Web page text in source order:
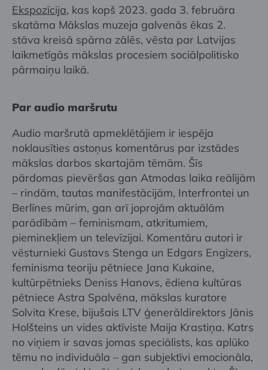
Ekspozīcija, kas kopš 2023. gada 3. februāra
skatāma Mākslas muzeja galvenās ēkas 2.
stāva kreisā spārna zālēs, vēsta par Latvijas
laikmetīgās mākslas procesiem sociālpolitisko
pārmaiņu laikā.
Par audio maršrutu
Audio maršrutā apmeklētājiem ir iespēja
noklausīties astoņus komentārus par izstādes
mākslas darbos skartajām tēmām. Šīs
pārdomas pievēršas gan Atmodas laika reālijām
– rindām, tautas manifestācijām, Interfrontei un
Berlīnes mūrim, gan arī joprojām aktuālām
parādībām – feminismam, atkritumiem,
pieminekļiem un televīzijai. Komentāru autori ir
vēsturnieki Gustavs Stenga un Edgars Engīzers,
feminisma teoriju pētniece Jana Kukaine,
kultūrpētnieks Deniss Hanovs, ēdiena kultūras
pētniece Astra Spalvēna, mākslas kuratore
Solvita Krese, bijušais LTV ģenerāldirektors Jānis
Holšteins un vides aktīviste Maija Krastiņa. Katrs
no viņiem ir savas jomas speciālists, kas aplūko
tēmu no individuāla – gan subjektīvi emocionāla,